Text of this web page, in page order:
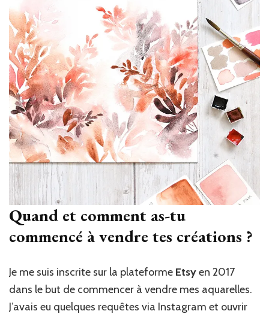
Quand et comment as-tu
commencé à vendre tes créations ?
Je me suis inscrite sur la plateforme Etsyen 2017
dans le but de commencer à vendre mes aquarelles.
J’avais eu quelques requêtes via Instagram et ouvrir